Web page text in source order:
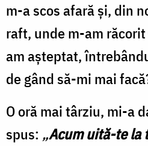
m-a scos afară și, din
raft, unde m-am
am așteptat,
de gând să-mi mai
O oră mai târziu, mi-a
spus: „Acum uită-te la